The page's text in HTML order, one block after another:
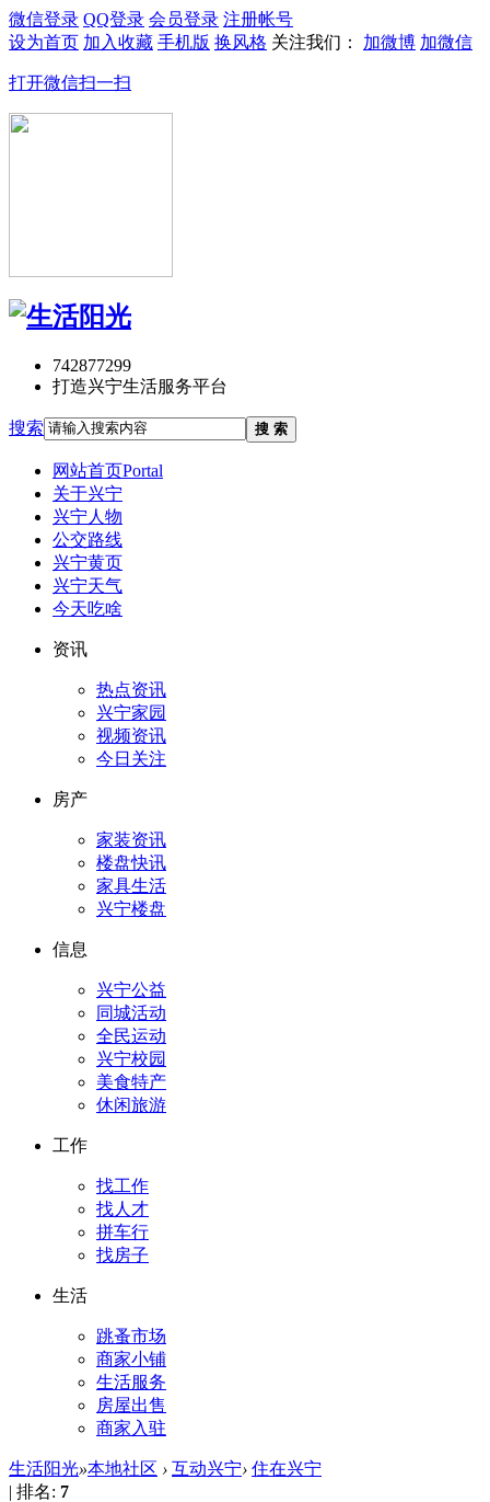
微信登录 QQ登录 会员登录 注册帐号
设为首页 加入收藏 手机版 换风格 关注我们： 加微博 加微信
打开微信扫一扫
742877299
打造兴宁生活服务平台
搜索 搜 索
网站首页Portal
关于兴宁
兴宁人物
公交路线
兴宁黄页
兴宁天气
今天吃啥
资讯
热点资讯
兴宁家园
视频资讯
今日关注
房产
家装资讯
楼盘快讯
家具生活
兴宁楼盘
信息
兴宁公益
同城活动
全民运动
兴宁校园
美食特产
休闲旅游
工作
找工作
找人才
拼车行
找房子
生活
跳蚤市场
商家小铺
生活服务
房屋出售
商家入驻
生活阳光»本地社区 › 互动兴宁› 住在兴宁
| 排名: 7